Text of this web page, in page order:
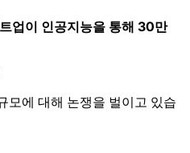
업이 인공지능을 통해 30만